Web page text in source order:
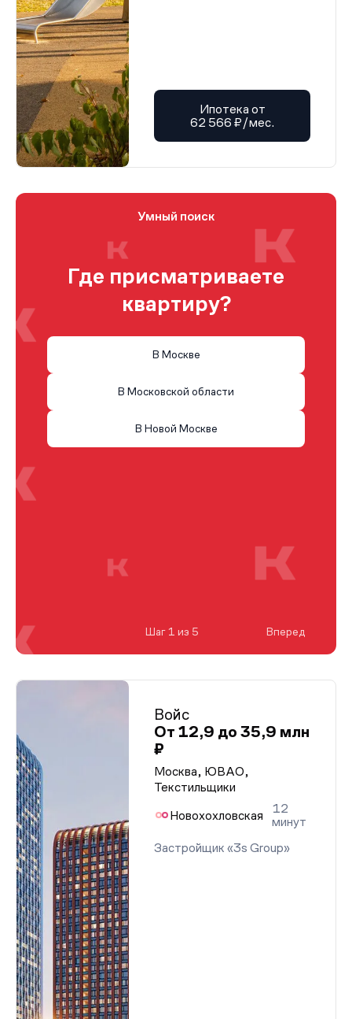
Ипотека от
62 566 ₽/мес.
Войс
От 12,9 до 35,9 млн
₽
Москва, ЮВАО,
Текстильщики
Новохохловская
12
минут
Застройщик «3s Group»
Умный поиск
Где присматриваете
квартиру?
В Москве
В Московской области
В Новой Москве
Шаг 1 из 5 Вперед